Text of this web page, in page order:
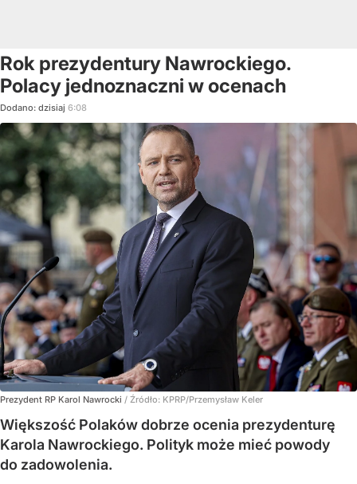
Rok prezydentury Nawrockiego.
Polacy jednoznaczni w ocenach
Dodano: dzisiaj 6:08
Prezydent RP Karol Nawrocki / Źródło: KPRP/Przemysław Keler
Większość Polaków dobrze ocenia prezydenturę
Karola Nawrockiego. Polityk może mieć powody
do zadowolenia.